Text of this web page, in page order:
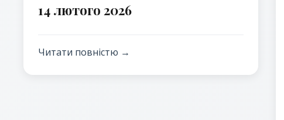
14 лютого 2026
Читати повністю →